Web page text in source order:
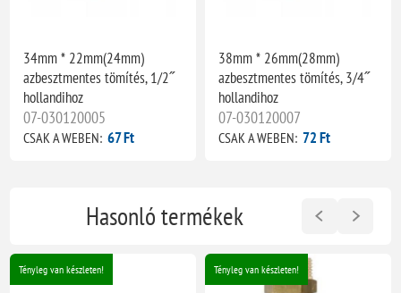
34mm * 22mm(24mm)
azbesztmentes tömítés, 1/2˝
hollandihoz
07-030120005
CSAK A WEBEN: 67 Ft
38mm * 26mm(28mm)
azbesztmentes tömítés, 3/4˝
hollandihoz
07-030120007
CSAK A WEBEN: 72 Ft
Hasonló termékek
Tényleg van készleten! Tényleg van készleten!